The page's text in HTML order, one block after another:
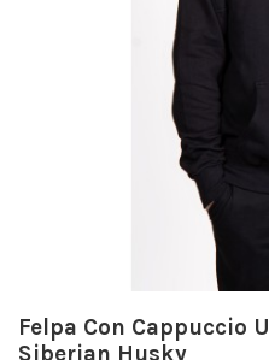
Felpa Con Cappuccio
Siberian Husky